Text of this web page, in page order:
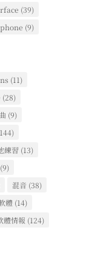
(39)
(9)
(11)
(28)
(9)
練習 (13)
(9)
混音 (38)
體 (14)
體情報 (124)